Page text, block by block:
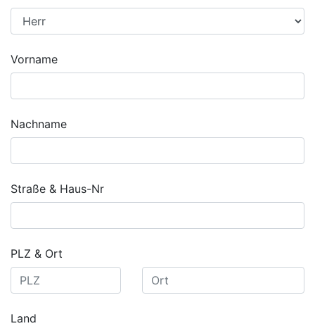
Vorname
Nachname
Straße & Haus-Nr
PLZ & Ort
Land